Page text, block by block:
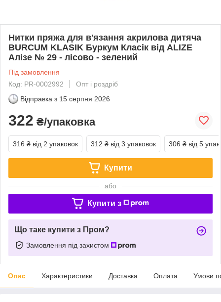
Нитки пряжа для в'язання акрилова дитяча
BURCUM KLASIK Буркум Класік від ALIZE
Алізе № 29 - лісово - зелений
Під замовлення
Код: PR-0002992
Опт і роздріб
Відправка з 15 серпня 2026
322 ₴/упаковка
316 ₴ від 2 упаковок 312 ₴ від 3 упаковок 306 ₴ від 5
Купити
або
Купити з
Що таке купити з Пром?
Замовлення під захистом
Опис Характеристики Доставка Оплата Умови